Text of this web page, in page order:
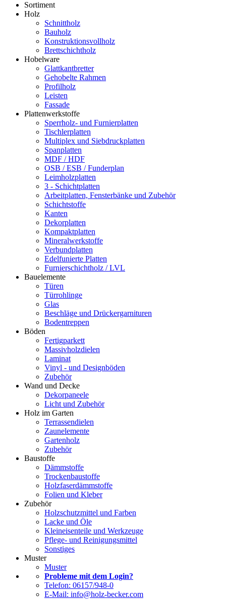
Sortiment
Holz
Schnittholz
Bauholz
Konstruktionsvollholz
Brettschichtholz
Hobelware
Glattkantbretter
Gehobelte Rahmen
Profilholz
Leisten
Fassade
Plattenwerkstoffe
Sperrholz- und Furnierplatten
Tischlerplatten
Multiplex und Siebdruckplatten
Spanplatten
MDF / HDF
OSB / ESB / Funderplan
Leimholzplatten
3 - Schichtplatten
Arbeitplatten, Fensterbänke und Zubehör
Schichtstoffe
Kanten
Dekorplatten
Kompaktplatten
Mineralwerkstoffe
Verbundplatten
Edelfunierte Platten
Furnierschichtholz / LVL
Bauelemente
Türen
Türrohlinge
Glas
Beschläge und Drückergarnituren
Bodentreppen
Böden
Fertigparkett
Massivholzdielen
Laminat
Vinyl - und Designböden
Zubehör
Wand und Decke
Dekorpaneele
Licht und Zubehör
Holz im Garten
Terrassendielen
Zaunelemente
Gartenholz
Zubehör
Baustoffe
Dämmstoffe
Trockenbaustoffe
Holzfaserdämmstoffe
Folien und Kleber
Zubehör
Holzschutzmittel und Farben
Lacke und Öle
Kleineisenteile und Werkzeuge
Pflege- und Reinigungsmittel
Sonstiges
Muster
Muster
Probleme mit dem Login?
Telefon: 06157/948-0
E-Mail: info@holz-becker.com